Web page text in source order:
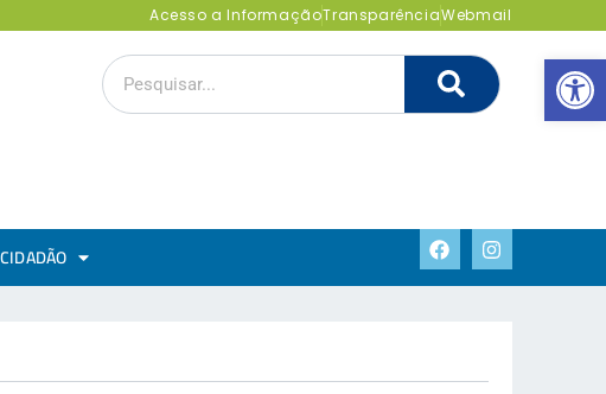
Abrir
Acesso a InformaçãoTransparênciaWebmail